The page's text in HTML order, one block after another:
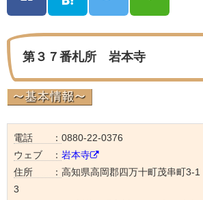
第３７番札所 岩本寺
電話 ： 0880-22-0376
ウェブ ： 岩本寺
住所 ： 高知県高岡郡四万十町茂串町3-1
3